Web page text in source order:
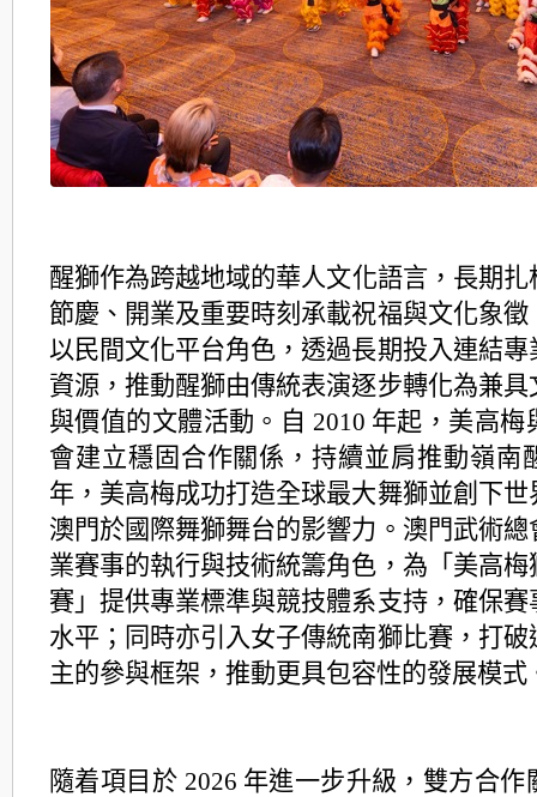
醒獅作為跨越地域的華人文化語言，長期扎
節慶、 開業及重要時刻承載祝福與文化象徵
以民間文化平台角色， 透過長期投入連結專
資源，推動醒獅由傳統表演逐步轉化為兼具
與價值的文體活動 。自 2010 年起，美高
會建立穩固合作關係，持續並肩推動嶺南
年， 美高梅成功打造全球最大舞獅並創下世
澳門於國際舞獅舞台的影響力。 澳門武術總
業賽事的執行與技術統籌角色，為「 美高梅
賽」提供專業標準與競技體系支持， 確保賽
水平；同時亦引入女子傳統南獅比賽， 打破
主的參與框架，推動更具包容性的發展模式
隨着項目於 2026 年進一步升級， 雙方合作